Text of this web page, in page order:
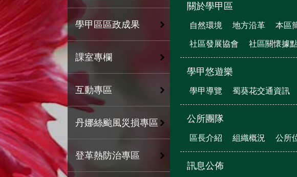
學甲區區政成果
課室專欄
互動專區
丹娜絲颱風災損專區
登革熱防治專區
關於學甲區
自然環境 地方沿革 本區
社區發展協會 社區關懷據
學甲悠遊樂
學甲導覽 蜀葵花交通資訊
公所團隊
區長介紹 組織概況 公所
訊息公佈